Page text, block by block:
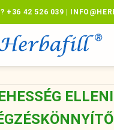
+36 42 526 039 |
ELLENI